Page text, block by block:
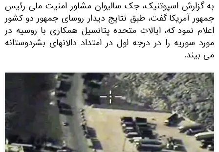
به گزارش اسپوتنیک، جک سالیوان مشاور امنیت ملی رئیس
جمهور آمریكا گفت، طبق نتایج دیدار روسای جمهور دو كشور
اعلام نمود که، ایالات متحده پتانسیل همکاری با روسیه در
مورد سوریه را در درجه اول در امتداد دالانهای بشردوستانه
می بیند.